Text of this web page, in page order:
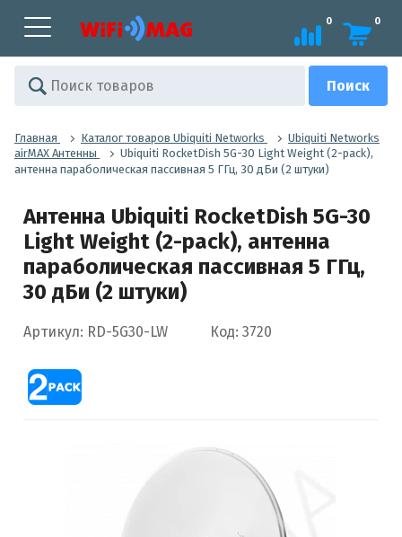
0 0
Главная Каталог товаров Ubiquiti Networks
Ubiquiti Networks
airMAX Антенны
Ubiquiti RocketDish 5G-30 Light Weight (2-pack),
антенна параболическая пассивная 5 ГГц, 30 дБи (2 штуки)
Антенна Ubiquiti RocketDish 5G-30
Light Weight (2-pack), антенна
параболическая пассивная 5 ГГц,
30 дБи (2 штуки)
Артикул: RD-5G30-LW Код: 3720